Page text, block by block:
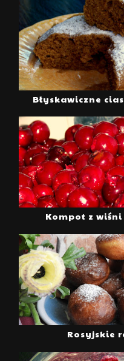
Błyskawiczne
Kompot z wiśni
Rosyjskie